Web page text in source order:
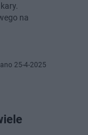
na
25-4-2025